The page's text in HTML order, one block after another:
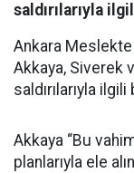
saldırılarıyla
Ankara Meslekte
Akkaya, Siverek
saldırılarıyla ilgili
Akkaya “Bu
planlarıyla ele